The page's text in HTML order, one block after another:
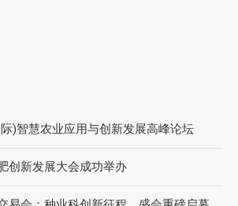
)智慧农业应用与创新发展高峰论坛
创新发展大会成功举办